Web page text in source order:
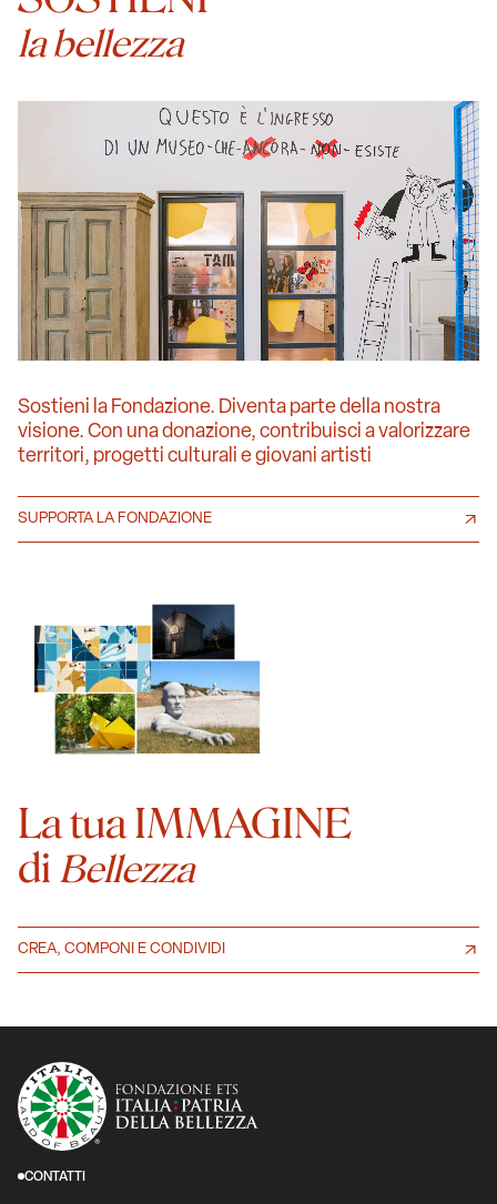
la bellezza
Sostieni la Fondazione. Diventa parte della nostra
visione. Con una donazione, contribuisci a valorizzare
territori, progetti culturali e giovani artisti
SUPPORTA LA FONDAZIONE
La tua IMMAGINE
di Bellezza
CREA, COMPONI E CONDIVIDI
CONTATTI